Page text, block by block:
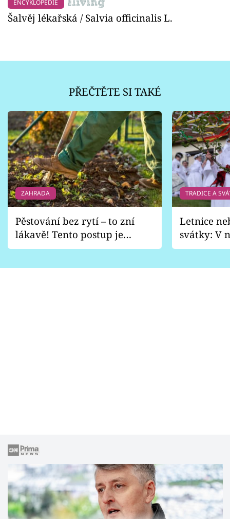
ENCYKLOPEDIE
Šalvěj lékařská / Salvia officinalis L.
PŘEČTĚTE SI TAKÉ
ZAHRADA
Pěstování bez rytí – to zní
lákavě! Tento postup je
vhodný jen pro některé
TRADICE A
Letnice
svátky: V
pondělí